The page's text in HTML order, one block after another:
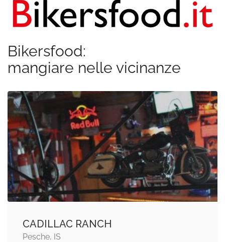
Bikersfood:
mangiare nelle vicinanze
CADILLAC RANCH
Pesche, IS